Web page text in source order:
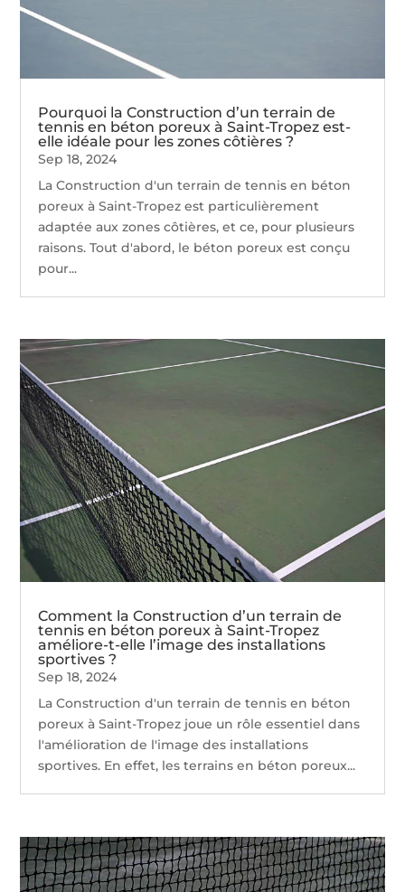
Pourquoi la Construction d’un terrain de
tennis en béton poreux à Saint-Tropez est-
elle idéale pour les zones côtières ?
Sep 18, 2024
La Construction d'un terrain de tennis en béton
poreux à Saint-Tropez est particulièrement
adaptée aux zones côtières, et ce, pour plusieurs
raisons. Tout d'abord, le béton poreux est conçu
pour...
Comment la Construction d’un terrain de
tennis en béton poreux à Saint-Tropez
améliore-t-elle l’image des installations
sportives ?
Sep 18, 2024
La Construction d'un terrain de tennis en béton
poreux à Saint-Tropez joue un rôle essentiel dans
l'amélioration de l'image des installations
sportives. En effet, les terrains en béton poreux...